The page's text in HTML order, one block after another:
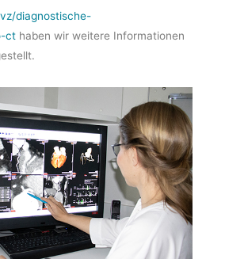
diagnostische-
ct haben wir weitere Informationen